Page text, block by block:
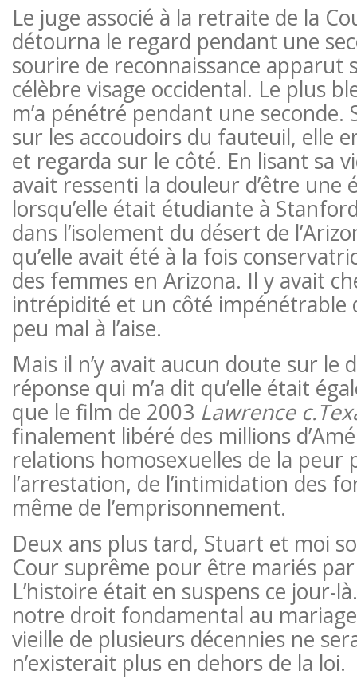
Le juge associé à la retraite de la
détourna le regard pendant une
sourire de reconnaissance apparut
célèbre visage occidental. Le plus
m’a pénétré pendant une seconde.
sur les accoudoirs du fauteuil, elle
et regarda sur le côté. En lisant sa
avait ressenti la douleur d’être une
lorsqu’elle était étudiante à
dans l’isolement du désert de
qu’elle avait été à la fois
des femmes en Arizona. Il y avait
intrépidité et un côté
peu mal à l’aise.
Mais il n’y avait aucun doute sur le
réponse qui m’a dit qu’elle était
que le film de 2003 Lawrence
finalement libéré des millions
relations homosexuelles de la peur
l’arrestation, de l’intimidation des
même de l’emprisonnement.
Deux ans plus tard, Stuart et moi
Cour suprême pour être mariés par
L’histoire était en suspens ce jour-
notre droit fondamental au
vieille de plusieurs décennies ne
n’existerait plus en dehors de la loi.